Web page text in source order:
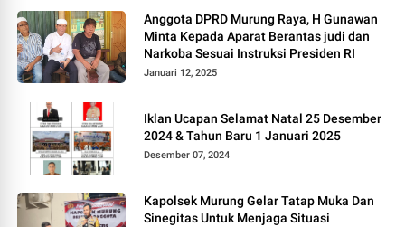
Anggota DPRD Murung Raya, H Gunawan
Minta Kepada Aparat Berantas judi dan
Narkoba Sesuai Instruksi Presiden RI
Januari 12, 2025
Iklan Ucapan Selamat Natal 25 Desember
2024 & Tahun Baru 1 Januari 2025
Desember 07, 2024
Kapolsek Murung Gelar Tatap Muka Dan
Sinegitas Untuk Menjaga Situasi